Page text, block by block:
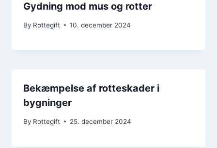
Gydning mod mus og rotter
By Rottegift 10. december 2024
Bekæmpelse af rotteskader i
bygninger
By Rottegift 25. december 2024